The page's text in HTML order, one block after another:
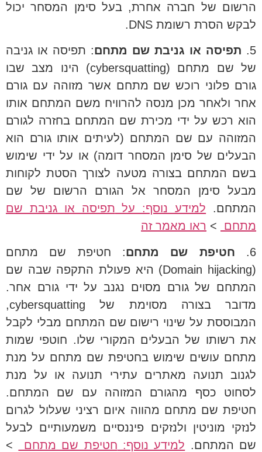
הרשום של חברה אחרת, בעל סימן המסחר יכול
לבקש הסרת רשומת DNS.
5. תפיסה או גניבת שם מתחם: תפיסה או גניבה
של שם מתחם (cybersquatting) הינו מצב שבו
גורם פלוני רוכש שם מתחם אשר מזוהה עם גורם
אחר ולאחר מכן מנסה להרוויח משם המתחם אותו
הוא רכש על ידי מכירת שם המתחם בחזרה לגורם
המזוהה עם שם המתחם (לעיתים אותו גורם הוא
הבעלים של סימן המסחר דומה) או על ידי שימוש
בשם המתחם בצורה מטעה לצורך הסטת לקוחות
מבעל סימן המסחר אל הגורם הרשום של שם
המתחם. למידע נוסף: על תפיסה או גניבת שם
מתחם
> ראו מאמר זה
6. חטיפת שם מתחם: חטיפת שם מתחם
(Domain hijacking) היא פעולת התקפה שבה שם
המתחם של גורם מסוים נגנב על ידי גורם אחר.
מדובר בצורה מסוימת של cybersquatting,
המבוססת על שינוי רישום שם המתחם מבלי לקבל
את רשותו של הבעלים המקורי שלו. חוטפי שמות
מתחם עושים שימוש בחטיפת שם מתחם על מנת
לגנוב תנועה מאתרים עתירי תנועה או על מנת
לסחוט כסף מהגורם המזוהה עם שם המתחם.
חטיפת שם מתחם מהווה איום רציני שעלול לגרום
לנזקי מוניטין ולנזקים פיננסיים משמעותיים לבעל
שם המתחם. למידע נוסף: חטיפת שם מתחם
>